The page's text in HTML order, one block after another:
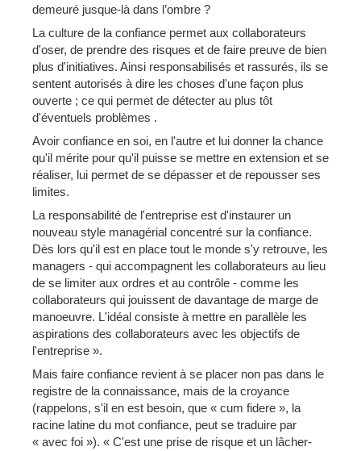
demeuré jusque-là dans l’ombre ?
La culture de la confiance permet aux collaborateurs
d'oser, de prendre des risques et de faire preuve de bien
plus d'initiatives. Ainsi responsabilisés et rassurés, ils se
sentent autorisés à dire les choses d'une façon plus
ouverte ; ce qui permet de détecter au plus tôt
d'éventuels problèmes .
Avoir confiance en soi, en l'autre et lui donner la chance
qu'il mérite pour qu'il puisse se mettre en extension et se
réaliser, lui permet de se dépasser et de repousser ses
limites.
La responsabilité de l'entreprise est d'instaurer un
nouveau style managérial concentré sur la confiance.
Dès lors qu'il est en place tout le monde s'y retrouve, les
managers - qui accompagnent les collaborateurs au lieu
de se limiter aux ordres et au contrôle - comme les
collaborateurs qui jouissent de davantage de marge de
manoeuvre. L'idéal consiste à mettre en parallèle les
aspirations des collaborateurs avec les objectifs de
l'entreprise ».
Mais faire confiance revient à se placer non pas dans le
registre de la connaissance, mais de la croyance
(rappelons, s'il en est besoin, que « cum fidere », la
racine latine du mot confiance, peut se traduire par
« avec foi »). « C'est une prise de risque et un lâcher-